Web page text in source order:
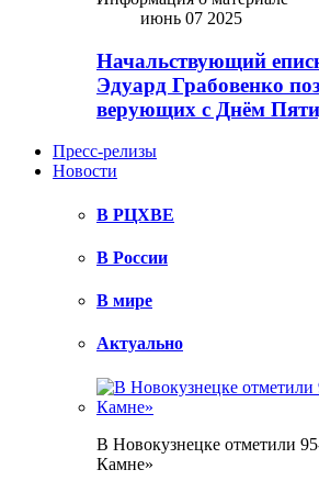
июнь 07 2025
Начальствующий
Эдуард Грабовенко
верующих с Днём
Пресс-релизы
Новости
В РЦХВЕ
В России
В мире
Актуально
В Новокузнецке отметили
Камне»